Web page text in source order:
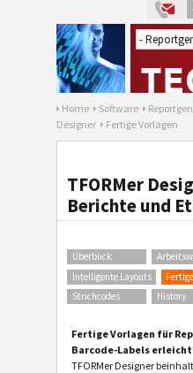
Home Software
Designer
Fertige Vorlagen
TFORMer
Berichte und
Überblick
Intelligente Layouts
Strichcodes
History
Fertige Vorlagen für
Barcode-Labels
TFORMer Designer